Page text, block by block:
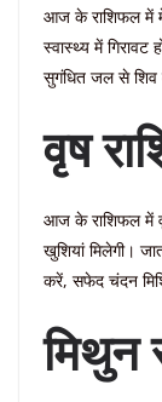
आज के राशिफल में
स्वास्थ्य में गिरावट
सुगंधित जल से शिव
वृष
आज के राशिफल में
खुशियां मिलेगी।
करें, सफेद चंदन
मिथुन